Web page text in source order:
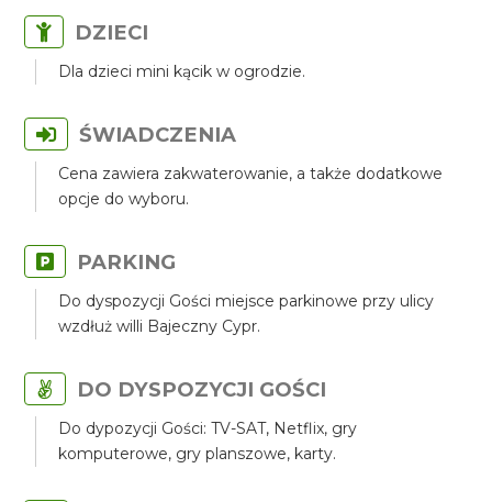
DZIECI
Dla dzieci mini kącik w ogrodzie.
ŚWIADCZENIA
Cena zawiera zakwaterowanie, a także dodatkowe
opcje do wyboru.
PARKING
Do dyspozycji Gości miejsce parkinowe przy ulicy
wzdłuż willi Bajeczny Cypr.
DO DYSPOZYCJI GOŚCI
Do dypozycji Gości: TV-SAT, Netflix, gry
komputerowe, gry planszowe, karty.